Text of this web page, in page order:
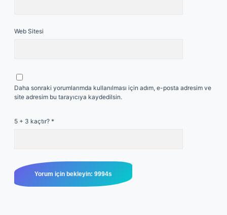
Web Sitesi
Daha sonraki yorumlarımda kullanılması için adım, e-posta adresim ve
site adresim bu tarayıcıya kaydedilsin.
5 + 3 kaçtır? *